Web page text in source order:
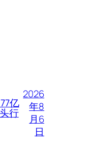
亿
行
2026
年8
月6
日